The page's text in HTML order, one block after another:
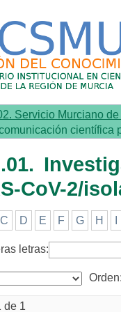
Servicio Murciano
científica
CoV-2/
C D E F G H
letras:
Orden:
de 1